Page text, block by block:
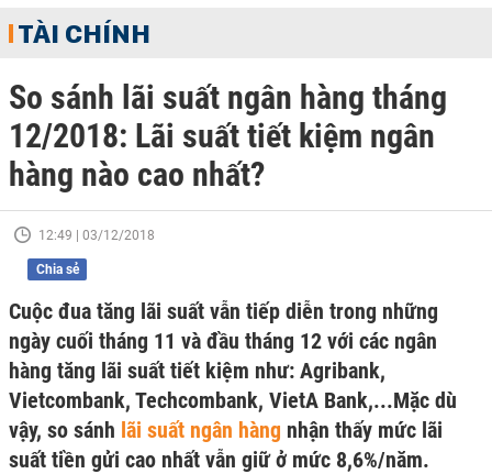
TÀI CHÍNH
So sánh lãi suất ngân hàng tháng
12/2018: Lãi suất tiết kiệm ngân
hàng nào cao nhất?
12:49 | 03/12/2018
Chia sẻ
Cuộc đua tăng lãi suất vẫn tiếp diễn trong những
ngày cuối tháng 11 và đầu tháng 12 với các ngân
hàng tăng lãi suất tiết kiệm như: Agribank,
Vietcombank, Techcombank, VietA Bank,...Mặc dù
vậy, so sánh lãi suất ngân hàng nhận thấy mức lãi
suất tiền gửi cao nhất vẫn giữ ở mức 8,6%/năm.